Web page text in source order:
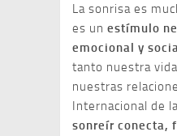
La sonrisa es
es un estímulo
emocional y
tanto nuestra
nuestras
Internacional de
sonreír conecta,